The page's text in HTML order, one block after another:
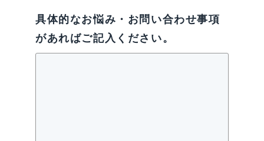
具体的なお悩み・お問い合わせ事項
があればご記入ください。